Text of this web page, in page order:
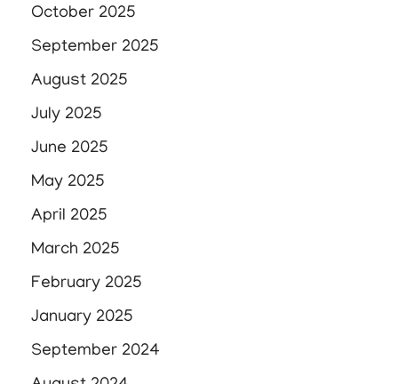
October 2025
September 2025
August 2025
July 2025
June 2025
May 2025
April 2025
March 2025
February 2025
January 2025
September 2024